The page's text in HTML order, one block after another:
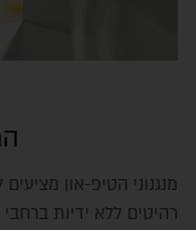
מנגנוני הטיפ-און
רהיטים ללא ידיות